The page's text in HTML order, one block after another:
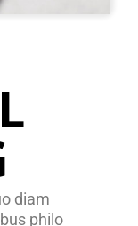
diam
philo